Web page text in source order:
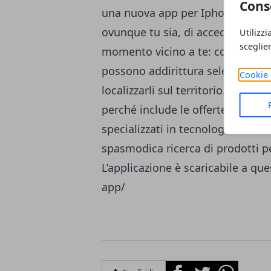
Cookie
una nuova app per Iphone e
ovunque tu sia, di accedere in
momento vicino a te: coupon,
possono addirittura selezionare
localizzarli sul territorio.
perché include le offerte
specializzati in tecnologia, ma
spasmodica ricerca di prodotti
L’applicazione è scaricabile a
app/
FacebookTwitterWhatsapp